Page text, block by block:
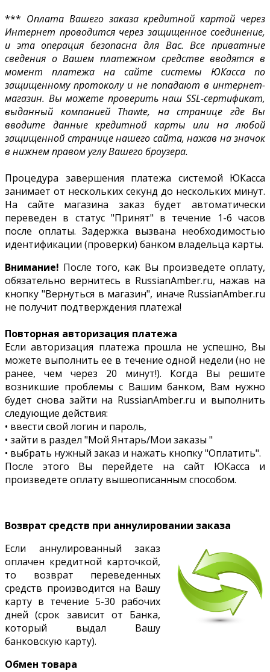
*** Оплата Вашего заказа кредитной картой через
Интернет проводится через защищенное соединение,
и эта операция безопасна для Вас. Все приватные
сведения о Вашем платежном средстве вводятся в
момент платежа на сайте системы ЮКасса по
защищенному протоколу и не попадают в интернет-
магазин. Вы можете проверить наш SSL-сертификат,
выданный компанией Thawte, на странице где Вы
вводите данные кредитной карты или на любой
защищенной странице нашего сайта, нажав на значок
в нижнем правом углу Вашего броузера.
Процедура завершения платежа системой ЮКасса
занимает от нескольких секунд до нескольких минут.
На сайте магазина заказ будет автоматически
переведен в статус "Принят" в течение 1-6 часов
после оплаты. Задержка вызвана необходимостью
идентификации (проверки) банком владельца карты.
Внимание! После того, как Вы произведете оплату,
обязательно вернитесь в RussianAmber.ru, нажав на
кнопку "Вернуться в магазин", иначе RussianAmber.ru
не получит подтверждения платежа!
Повторная авторизация платежа
Если авторизация платежа прошла не успешно, Вы
можете выполнить ее в течение одной недели (но не
ранее, чем через 20 минут!). Когда Вы решите
возникшие проблемы с Вашим банком, Вам нужно
будет снова зайти на RussianAmber.ru и выполнить
следующие действия:
• ввести свой логин и пароль,
• зайти в раздел "Мой Янтарь/Мои заказы "
• выбрать нужный заказ и нажать кнопку "Оплатить".
После этого Вы перейдете на сайт ЮКасса и
произведете оплату вышеописанным способом.
Возврат средств при аннулировании заказа
Если аннулированный заказ
оплачен кредитной карточкой,
то возврат переведенных
средств производится на Вашу
карту в течение 5-30 рабочих
дней (срок зависит от Банка,
который выдал Вашу
банковскую карту).
Обмен товара